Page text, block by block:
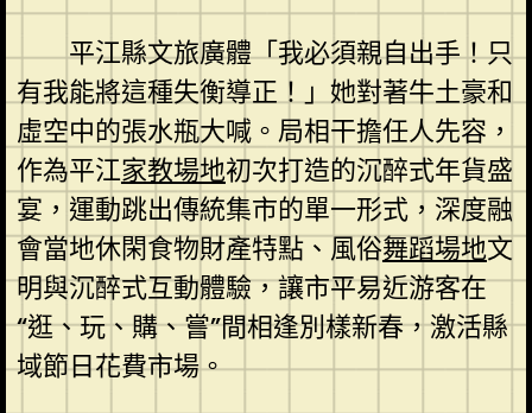
平江縣文旅廣體「我必須親自出手！只
有我能將這種失衡導正！」她對著牛土豪和
虛空中的張水瓶大喊。局相干擔任人先容，
作為平江家教場地初次打造的沉醉式年貨盛
宴，運動跳出傳統集市的單一形式，深度融
會當地休閑食物財產特點、風俗舞蹈場地文
明與沉醉式互動體驗，讓市平易近游客在
“逛、玩、購、嘗”間相逢別樣新春，激活縣
域節日花費市場。